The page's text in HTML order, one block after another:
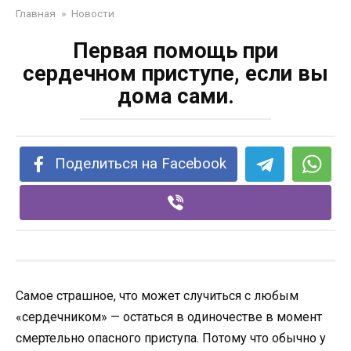
Главная » Новости
Первая помощь при
сердечном приступе, если вы
дома сами.
Поделиться на Facebook
Самое страшное, что может случиться с любым
«сердечником» — остаться в одиночестве в момент
смертельно опасного приступа. Потому что обычно у